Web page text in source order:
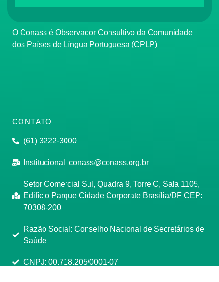
O Conass é Observador Consultivo da Comunidade
dos Países de Língua Portuguesa (CPLP)
CONTATO
(61) 3222-3000
Institucional: conass@conass.org.br
Setor Comercial Sul, Quadra 9, Torre C, Sala 1105,
Edifício Parque Cidade Corporate Brasília/DF CEP:
70308-200
Razão Social: Conselho Nacional de Secretários de
Saúde
CNPJ: 00.718.205/0001-07